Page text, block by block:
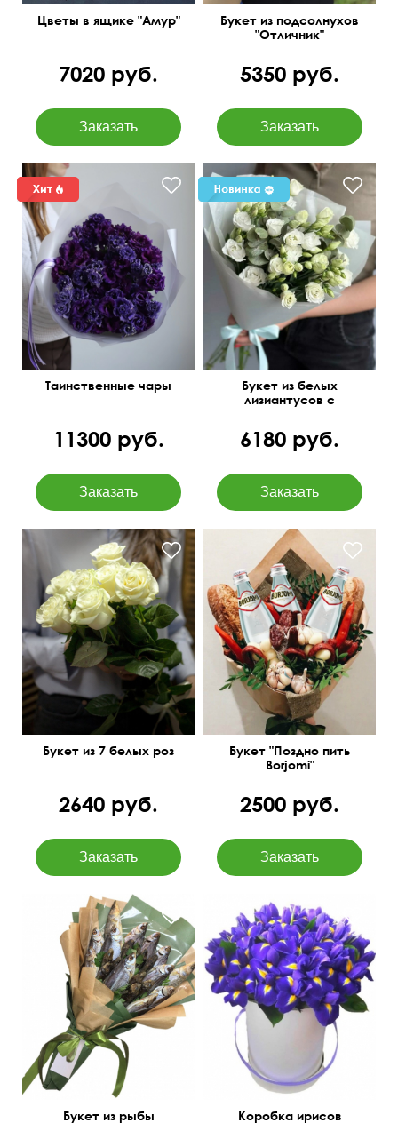
Цветы в ящике "Амур"
7020 руб.
Букет из подсолнухов
"Отличник"
5350 руб.
Таинственные чары
11300 руб.
Букет из белых
лизиантусов с
6180 руб.
Букет из 7 белых роз
2640 руб.
Мужской букет из
минеральной воды
Borjomi, закуски в
упаковке
Букет "Поздно пить
Borjomi"
2500 руб.
Букет из рыбы
Можно выбрать любое
количество цветов
Коробка ирисов